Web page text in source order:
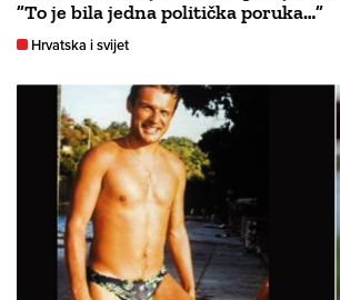
”To je bila jedna politička poruka…”
Hrvatska i svijet